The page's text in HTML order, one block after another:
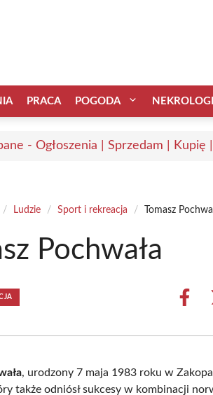
PRACA POGODA NEKROLOGI
- Ogłoszenia | Sprzedam | Kupię
/ Ludzie / Sport i rekreacja / Tomasz
Pochwała
Share
, urodzony 7 maja 1983 roku w
także odniósł sukcesy w kombinacji